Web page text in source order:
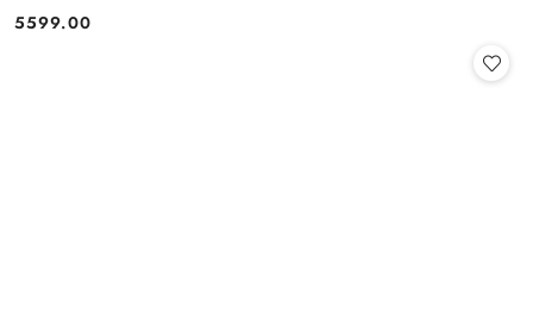
Cena:
5599.00